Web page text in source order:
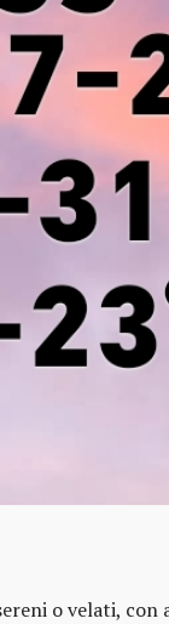
o velati, con